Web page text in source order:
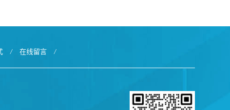
/ 在线留言 /